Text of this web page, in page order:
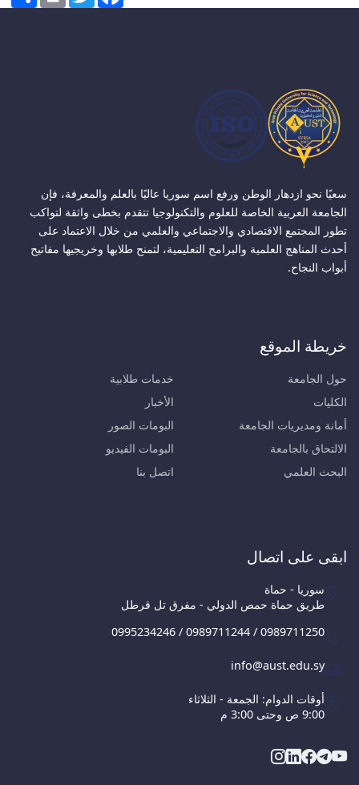
سعيًا نحو ازدهار الوطن ورفع اسم سوريا عاليًا بالعلم والمعرفة، فإن
الجامعة العربية الخاصة للعلوم والتكنولوجيا تتقدم بخطى واثقة لتواكب
تطور المجتمع الاقتصادي والاجتماعي والعلمي من خلال الاعتماد على
أحدث المناهج العلمية والبرامج التعليمية، لتمنح طلابها وخريجيها مفاتيح
أبواب النجاح.
خريطة الموقع
حول الجامعة
الكليات
أمانة ومديريات الجامعة
الالتحاق بالجامعة
البحث العلمي
خدمات طلابية
الأخبار
البومات الصور
البومات الفيديو
اتصل بنا
ابقى على اتصال
سوريا - حماة
طريق حماة حمص الدولي - مفرق تل قرطل
0995234246 / 0989711244 / 0989711250
info@aust.edu.sy
أوقات الدوام: الجمعة - الثلاثاء
9:00 ص وحتى 3:00 م